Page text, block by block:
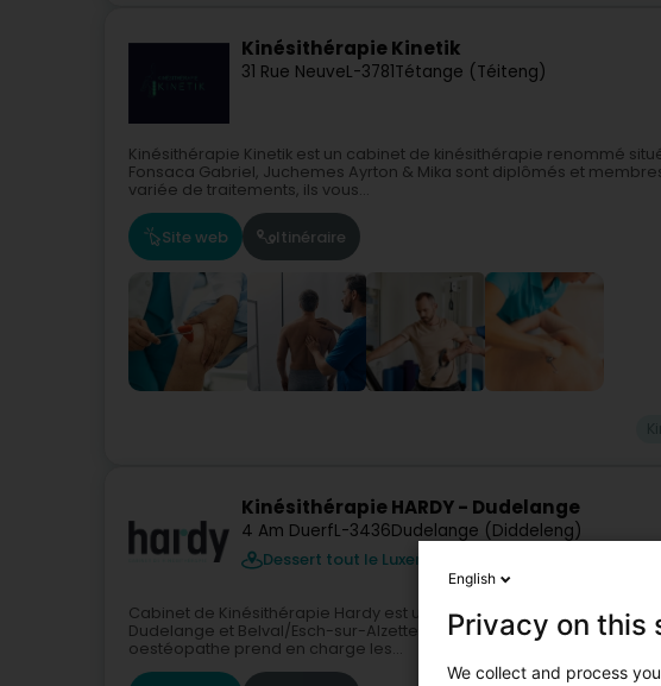
Kinésithérapie Kinetik
31 Rue NeuveL-3781Tétange (Téiteng)
Kinésithérapie Kinetik est un cabinet de kinésithérapie renommé
Fonsaca Gabriel, Juchemes Ayrton & Mika sont diplômés et
variée de traitements, ils vous...
Site web Itinéraire
Kinésithérapie HARDY - Dudelange
4 Am DuerfL-3436Dudelange (Diddeleng)
Dessert tout le Luxembourg
Cabinet de Kinésithérapie Hardy est un centre de kinésithérapie et
Dudelange et Belval/Esch-sur-Alzette, au Luxembourg.Notre équipe
oestéopathe prend en charge les...
English
Privacy on this
We collect and process